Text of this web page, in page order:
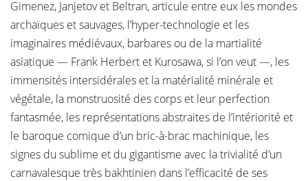
Gimenez, Janjetov et Beltran, articule entre eux les mondes
archaïques et sauvages, l’hyper-technologie et les
imaginaires médiévaux, barbares ou de la martialité
asiatique — Frank Herbert et Kurosawa, si l’on veut —, les
immensités intersidérales et la matérialité minérale et
végétale, la monstruosité des corps et leur perfection
fantasmée, les représentations abstraites de l’intériorité et
le baroque comique d’un bric-à-brac machinique, les
signes du sublime et du gigantisme avec la trivialité d’un
carnavalesque très bakhtinien dans l’efficacité de ses